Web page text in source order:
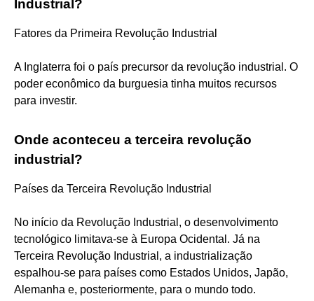
Industrial?
Fatores da Primeira Revolução Industrial
A Inglaterra foi o país precursor da revolução industrial. O
poder econômico da burguesia tinha muitos recursos
para investir.
Onde aconteceu a terceira revolução
industrial?
Países da Terceira Revolução Industrial
No início da Revolução Industrial, o desenvolvimento
tecnológico limitava-se à Europa Ocidental. Já na
Terceira Revolução Industrial, a industrialização
espalhou-se para países como Estados Unidos, Japão,
Alemanha e, posteriormente, para o mundo todo.